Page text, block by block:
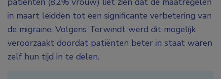
in maart leidden tot een significante verbetering van
de migraine. Volgens Terwindt werd dit mogelijk
veroorzaakt doordat patiënten beter in staat waren
zelf hun tijd in te delen.